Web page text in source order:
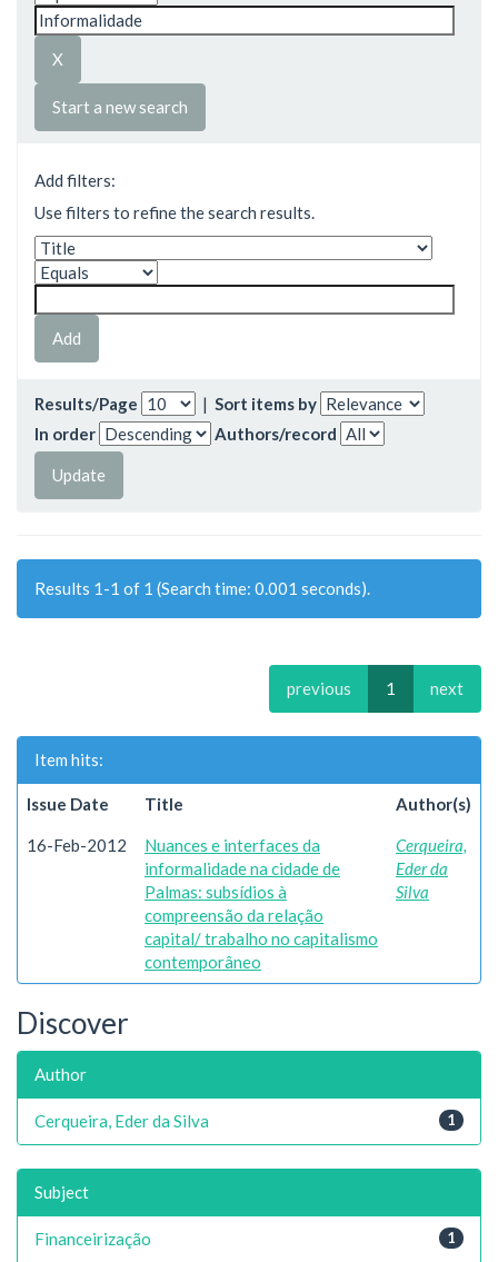
Start a new search
Add filters:
Use filters to refine the search results.
Results/Page | Sort items by
In order
Authors/record
Results 1-1 of 1 (Search time: 0.001 seconds).
previous 1 next
Item hits:
Issue Date Title Author(s)
16-Feb-2012
Nuances e interfaces da
informalidade na cidade de
Palmas: subsídios à
compreensão da relação
capital/ trabalho no capitalismo
contemporâneo
Cerqueira,
Eder da
Silva
Discover
Author
1
Cerqueira, Eder da Silva
Subject
1
Financeirização